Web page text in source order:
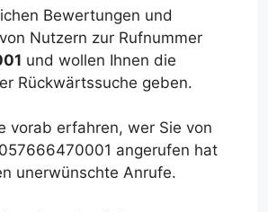
Bewertungen und
Nutzern zur Rufnummer
und wollen Ihnen die
Rückwärtssuche geben.
vorab erfahren, wer Sie von
angerufen hat
unerwünschte Anrufe.